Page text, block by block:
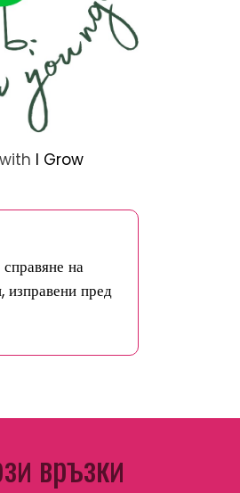
I Grow
на
изправени пред
връзки